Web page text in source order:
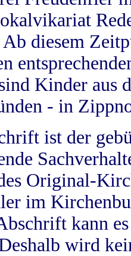
diesem
Kinder aus
- in
ist der
Original-
im
kann
wird